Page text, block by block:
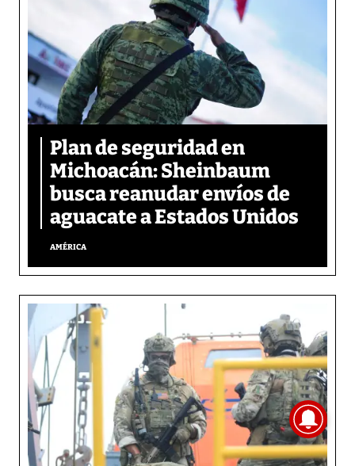
Plan de seguridad en
Michoacán: Sheinbaum
busca reanudar envíos de
aguacate a Estados Unidos
AMÉRICA